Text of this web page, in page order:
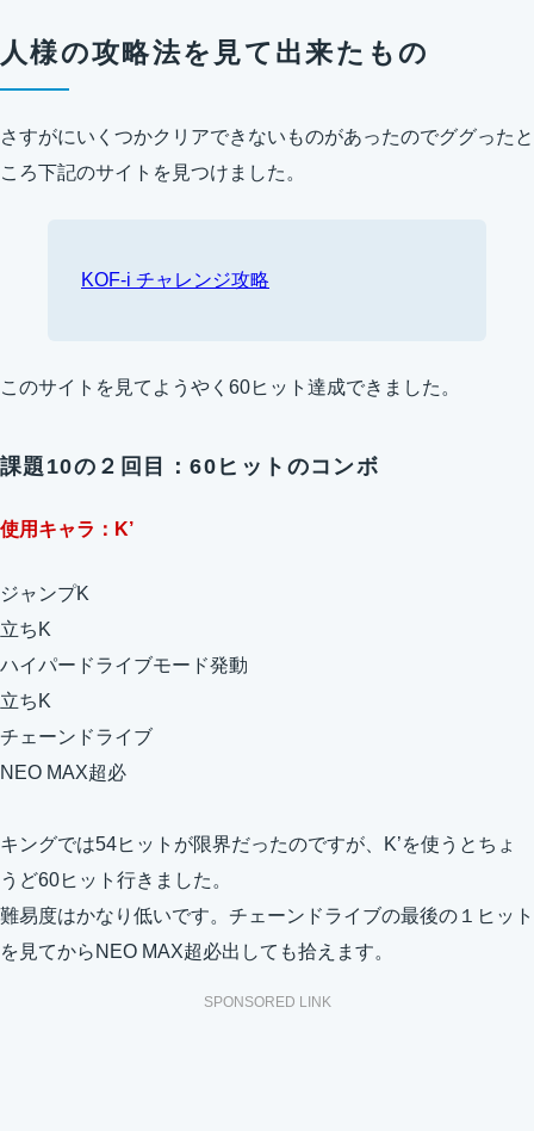
人様の攻略法を見て出来たもの
さすがにいくつかクリアできないものがあったのでググったと
ころ下記のサイトを見つけました。
KOF-i チャレンジ攻略
このサイトを見てようやく60ヒット達成できました。
課題10の２回目：60ヒットのコンボ
使用キャラ：K’
ジャンプK
立ちK
ハイパードライブモード発動
立ちK
チェーンドライブ
NEO MAX超必
キングでは54ヒットが限界だったのですが、K’を使うとちょ
うど60ヒット行きました。
難易度はかなり低いです。チェーンドライブの最後の１ヒット
を見てからNEO MAX超必出しても拾えます。
SPONSORED LINK